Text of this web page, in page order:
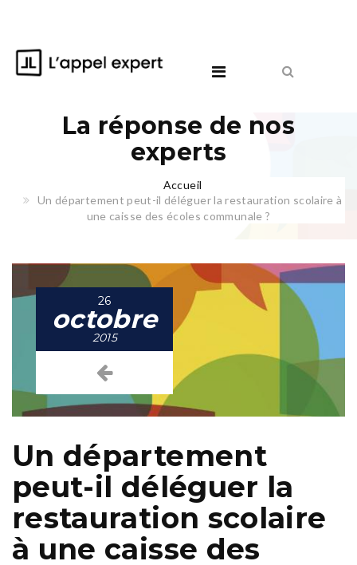
La réponse de nos
experts
Accueil
Un département peut-il déléguer la restauration scolaire à
une caisse des écoles communale ?
26
octobre
2015
Un département
peut-il déléguer la
restauration scolaire
à une caisse des